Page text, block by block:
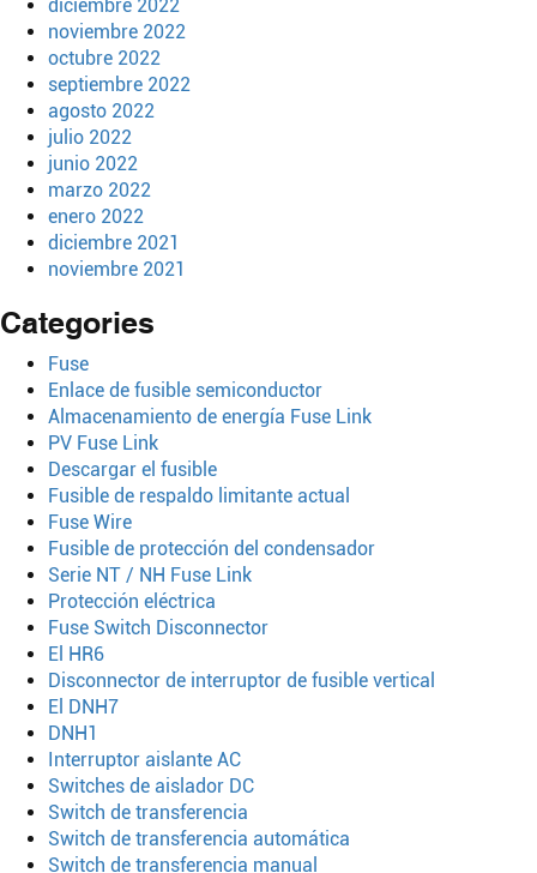
diciembre 2022
noviembre 2022
octubre 2022
septiembre 2022
agosto 2022
julio 2022
junio 2022
marzo 2022
enero 2022
diciembre 2021
noviembre 2021
Categories
Fuse
Enlace de fusible semiconductor
Almacenamiento de energía Fuse Link
PV Fuse Link
Descargar el fusible
Fusible de respaldo limitante actual
Fuse Wire
Fusible de protección del condensador
Serie NT / NH Fuse Link
Protección eléctrica
Fuse Switch Disconnector
El HR6
Disconnector de interruptor de fusible vertical
El DNH7
DNH1
Interruptor aislante AC
Switches de aislador DC
Switch de transferencia
Switch de transferencia automática
Switch de transferencia manual